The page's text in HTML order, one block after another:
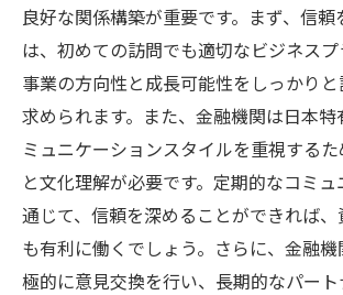
良好な関係構築が重要です。まず、信頼
は、初めての訪問でも適切なビジネスプ
事業の方向性と成長可能性をしっかり
求められます。また、金融機関は日本特
ミュニケーションスタイルを重視する
と文化理解が必要です。定期的なコミ
通じて、信頼を深めることができれば
も有利に働くでしょう。さらに、金融
極的に意見交換を行い、長期的なパー